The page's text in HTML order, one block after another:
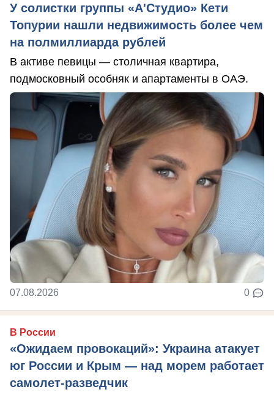
У солистки группы «А'Студио» Кети
Топурии нашли недвижимость более чем
на полмиллиарда рублей
В активе певицы — столичная квартира,
подмосковный особняк и апартаменты в ОАЭ.
07.08.2026 0
В России
«Ожидаем провокаций»: Украина атакует
юг России и Крым — над морем работает
самолет-разведчик